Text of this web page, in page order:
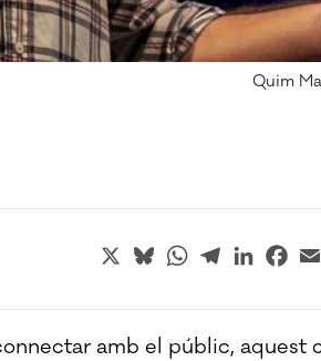
Quim
X BlueskyWhatsApp
Telegram
amb el públic, aquest